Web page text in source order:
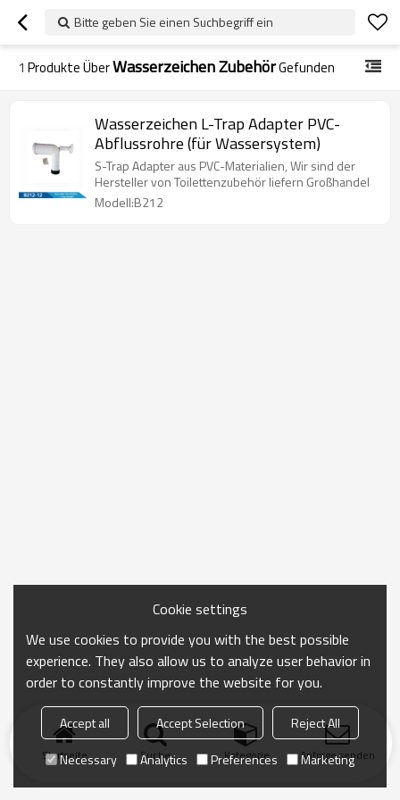
Bitte geben Sie einen Suchbegriff ein
1 Produkte ÜberWasserzeichen ZubehörGefunden
Wasserzeichen L-Trap Adapter PVC-
Abflussrohre (für Wassersystem)
S-Trap Adapter aus PVC-Materialien, Wir sind der
Hersteller von Toilettenzubehör liefern Großhandel
Modell:B212
Startseite Suche Kategorie Anfrage senden
Cookie settings
We use cookies to provide you with the best possible
experience. They also allow us to analyze user behavior in
order to constantly improve the website for you.
Accept all Accept Selection
Reject All
Necessary
Analytics Preferences Marketing